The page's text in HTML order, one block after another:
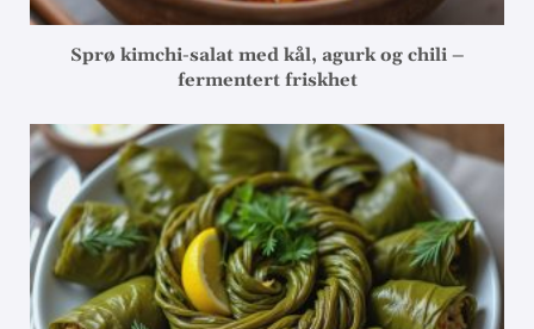
Sprø kimchi-salat med kål, agurk og chili –
fermentert friskhet